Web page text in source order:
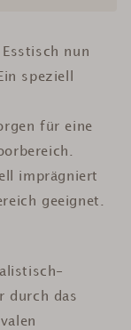
nun
speziell
für eine
imprägniert
geeignet.
durch das